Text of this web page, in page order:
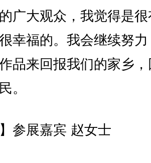
广大观众，我觉得是
幸福的。我会继续努
品来回报我们的家乡
。
展嘉宾 赵女士